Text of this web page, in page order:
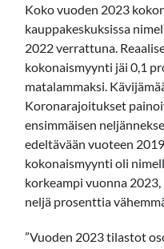
Koko vuoden 2023
kauppakeskuksissa
2022 verrattuna.
kokonaismyynti jäi 0,1
matalammaksi.
Koronarajoitukset
ensimmäisen
edeltävään vuoteen
kokonaismyynti oli
korkeampi vuonna
neljä prosenttia
”Vuoden 2023 tilastot